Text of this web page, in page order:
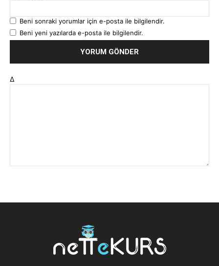
Beni sonraki yorumlar için e-posta ile bilgilendir.
Beni yeni yazılarda e-posta ile bilgilendir.
Δ